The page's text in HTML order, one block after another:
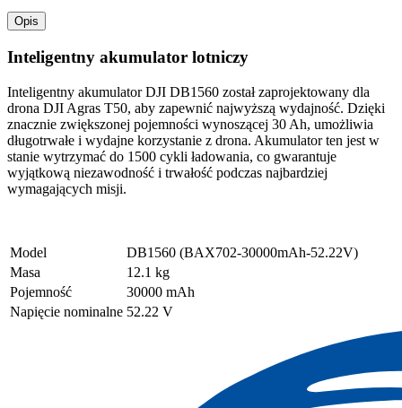
Opis
Inteligentny akumulator lotniczy
Inteligentny akumulator DJI DB1560 został zaprojektowany dla
drona DJI Agras T50, aby zapewnić najwyższą wydajność. Dzięki
znacznie zwiększonej pojemności wynoszącej 30 Ah, umożliwia
długotrwałe i wydajne korzystanie z drona. Akumulator ten jest w
stanie wytrzymać do 1500 cykli ładowania, co gwarantuje
wyjątkową niezawodność i trwałość podczas najbardziej
wymagających misji.
Model
DB1560 (BAX702-30000mAh-52.22V)
Masa
12.1 kg
Pojemność
30000 mAh
Napięcie nominalne 52.22 V